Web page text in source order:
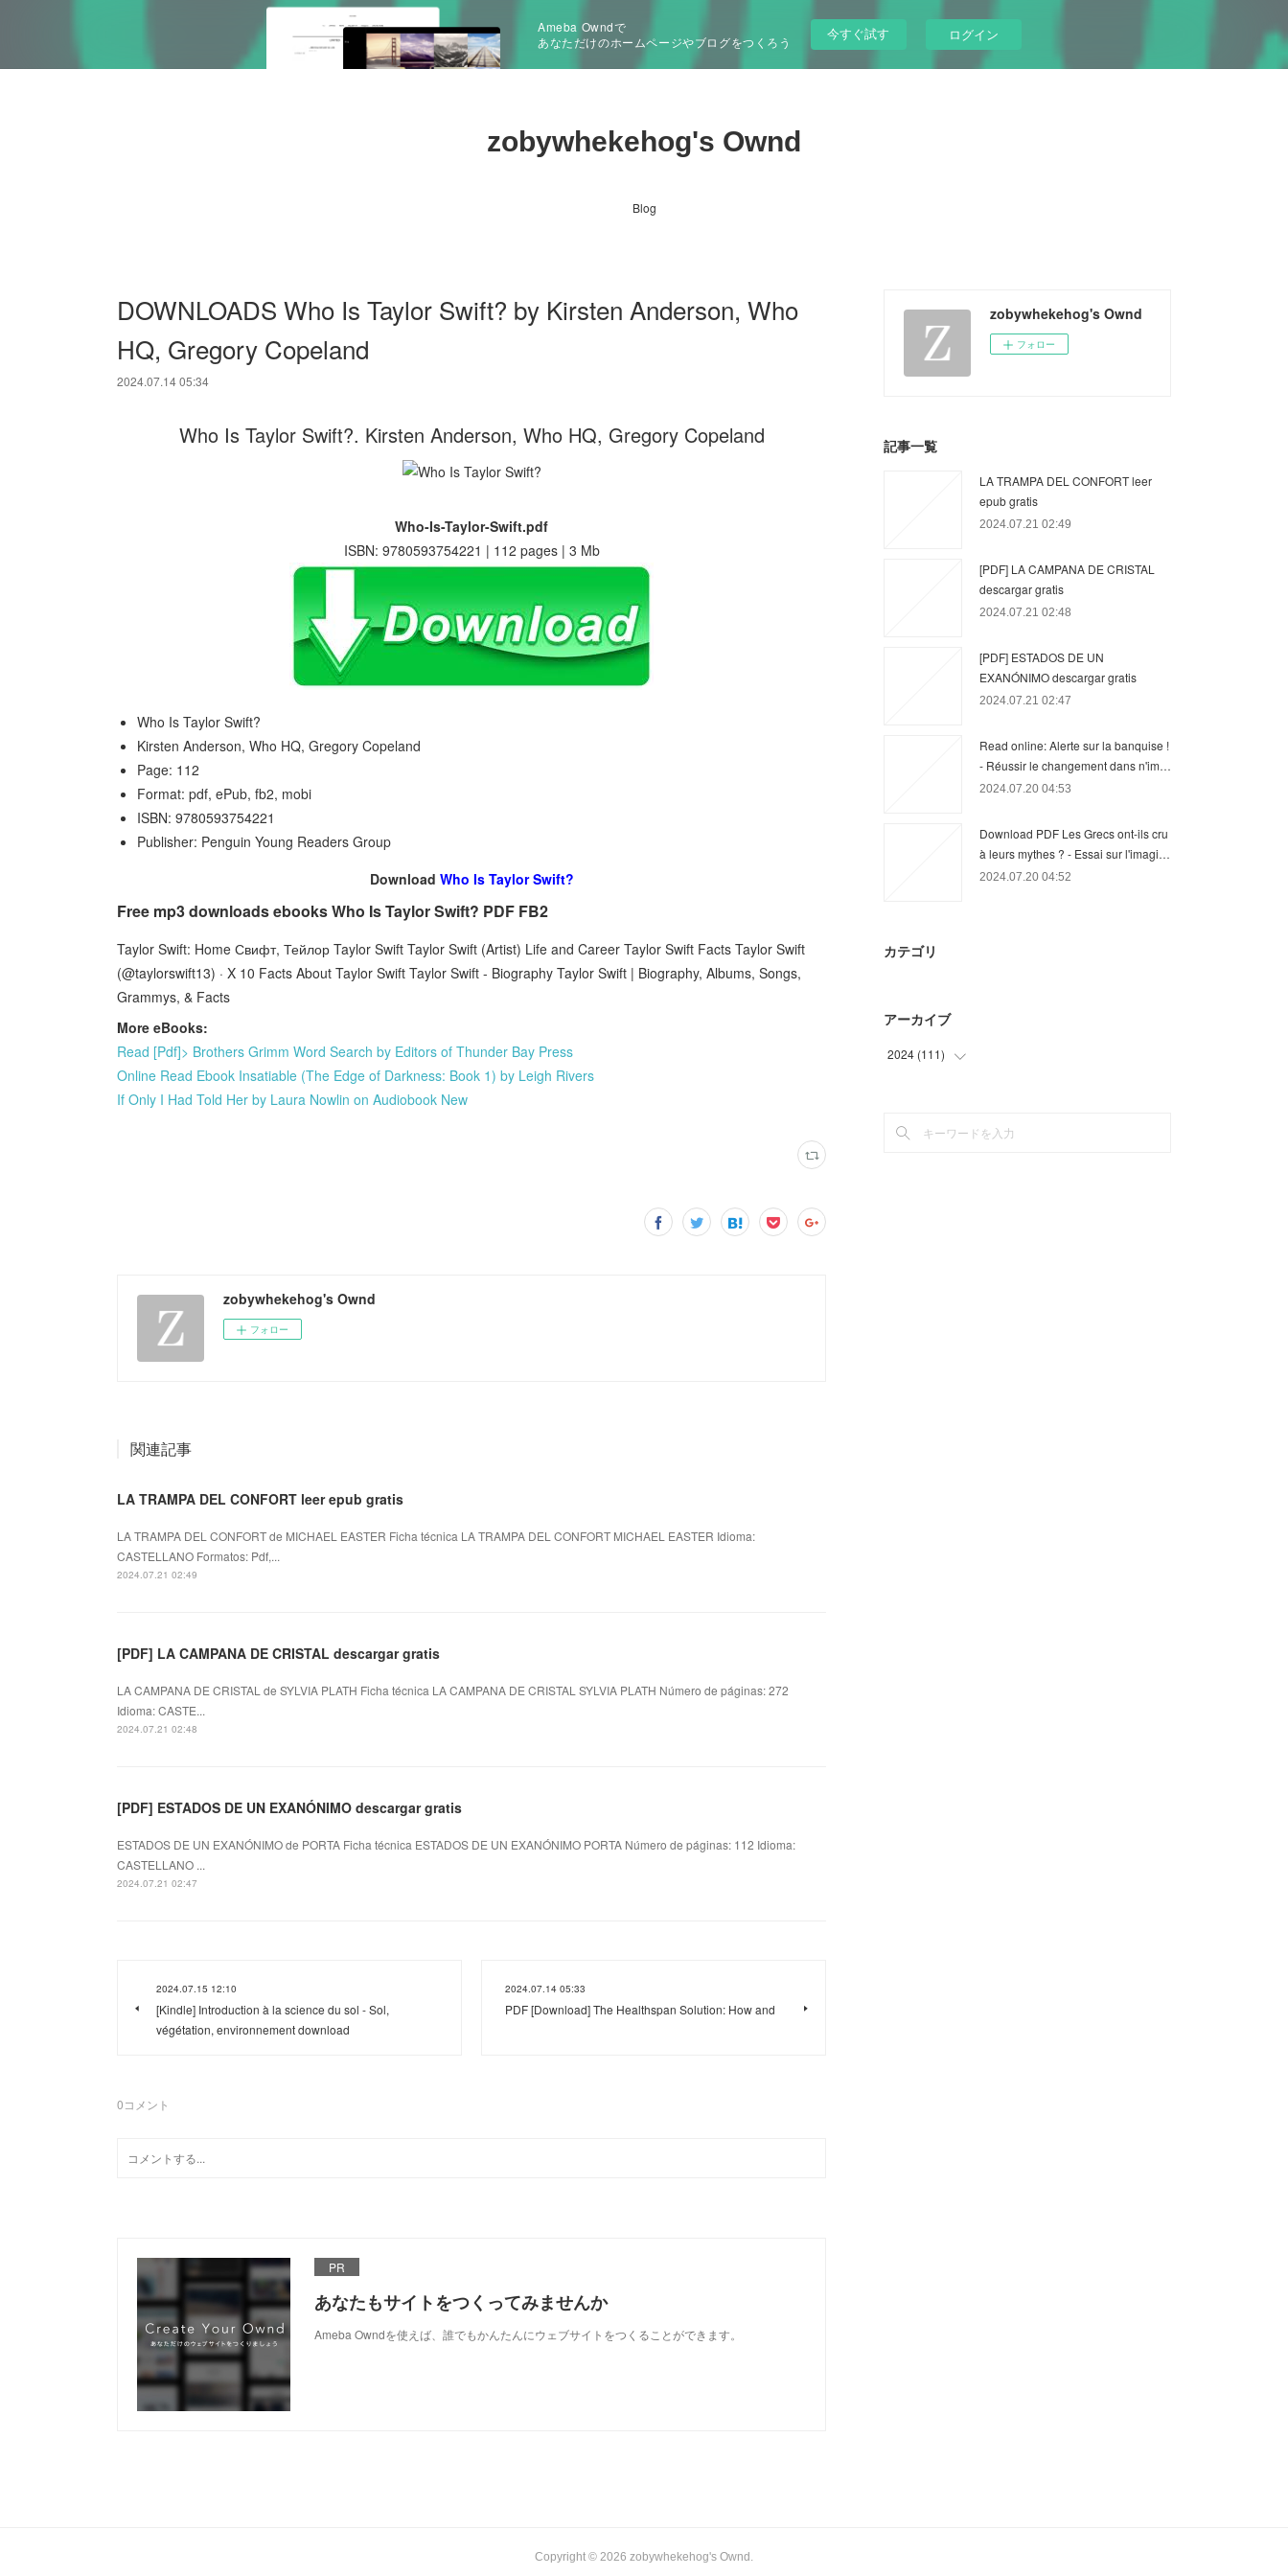
Ameba Owndで
あなただけのホームページやブログをつくろう
今すぐ試す ログイン
zobywhekehog's Ownd
Blog
DOWNLOADS Who Is Taylor Swift? by Kirsten Anderson, Who
HQ, Gregory Copeland
2024.07.14 05:34
Who Is Taylor Swift?. Kirsten Anderson, Who HQ, Gregory Copeland
Who-Is-Taylor-Swift.pdf
ISBN: 9780593754221 | 112 pages | 3 Mb
Who Is Taylor Swift?
Kirsten Anderson, Who HQ, Gregory Copeland
Page: 112
Format: pdf, ePub, fb2, mobi
ISBN: 9780593754221
Publisher: Penguin Young Readers Group
Download Who Is Taylor Swift?
Free mp3 downloads ebooks Who Is Taylor Swift? PDF FB2
Taylor Swift: Home Свифт, Тейлор Taylor Swift Taylor Swift (Artist) Life and Career Taylor Swift Facts Taylor Swift
(@taylorswift13) · X 10 Facts About Taylor Swift Taylor Swift - Biography Taylor Swift | Biography, Albums, Songs,
Grammys, & Facts
More eBooks:
Read [Pdf]> Brothers Grimm Word Search by Editors of Thunder Bay Press
Online Read Ebook Insatiable (The Edge of Darkness: Book 1) by Leigh Rivers
If Only I Had Told Her by Laura Nowlin on Audiobook New
zobywhekehog's Ownd
フォロー
関連記事
LA TRAMPA DEL CONFORT leer epub gratis
LA TRAMPA DEL CONFORT de MICHAEL EASTER Ficha técnica LA TRAMPA DEL CONFORT MICHAEL EASTER Idioma:
CASTELLANO Formatos: Pdf,...
2024.07.21 02:49
[PDF] LA CAMPANA DE CRISTAL descargar gratis
LA CAMPANA DE CRISTAL de SYLVIA PLATH Ficha técnica LA CAMPANA DE CRISTAL SYLVIA PLATH Número de páginas: 272
Idioma: CASTE...
2024.07.21 02:48
[PDF] ESTADOS DE UN EXANÓNIMO descargar gratis
ESTADOS DE UN EXANÓNIMO de PORTA Ficha técnica ESTADOS DE UN EXANÓNIMO PORTA Número de páginas: 112 Idioma:
CASTELLANO ...
2024.07.21 02:47
2024.07.15 12:10
[Kindle] Introduction à la science du sol - Sol,
végétation, environnement download
2024.07.14 05:33
PDF [Download] The Healthspan Solution: How and
0コメント
PR
あなたもサイトをつくってみませんか
Ameba Owndを使えば、誰でもかんたんにウェブサイトをつくることができます。
zobywhekehog's Ownd
フォロー
記事一覧
LA TRAMPA DEL CONFORT leer
epub gratis
2024.07.21 02:49
[PDF] LA CAMPANA DE CRISTAL
descargar gratis
2024.07.21 02:48
[PDF] ESTADOS DE UN
EXANÓNIMO descargar gratis
2024.07.21 02:47
Read online: Alerte sur la banquise !
- Réussir le changement dans n'im…
2024.07.20 04:53
Download PDF Les Grecs ont-ils cru
à leurs mythes ? - Essai sur l'imagi…
2024.07.20 04:52
カテゴリ
アーカイブ
2024 (111)
Copyright © 2026 zobywhekehog's Ownd .